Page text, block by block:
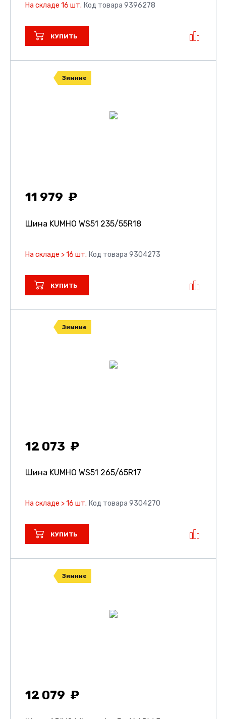
На складе 16 шт. Код товара 9396278
КУПИТЬ
Зимние
11 979
Шина KUMHO WS51 235/55R18
На складе > 16 шт. Код товара 9304273
КУПИТЬ
Зимние
12 073
Шина KUMHO WS51 265/65R17
На складе > 16 шт. Код товара 9304270
КУПИТЬ
Зимние
12 079